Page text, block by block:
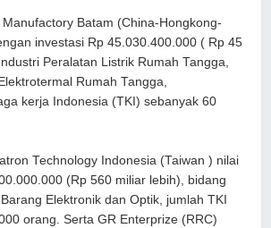
Manufactory Batam (China-Hongkong-
investasi Rp 45.030.400.000 ( Rp 45
Peralatan Listrik Rumah Tangga,
Rumah Tangga,
kerja Indonesia (TKI) sebanyak 60
Technology Indonesia (Taiwan ) nilai
(Rp 560 miliar lebih), bidang
Elektronik dan Optik, jumlah TKI
orang. Serta GR Enterprize (RRC)